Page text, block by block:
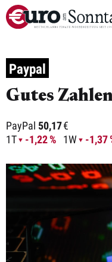
Paypal
Gutes
PayPal 50,17€
1T
-1,22 % 1W -1,37